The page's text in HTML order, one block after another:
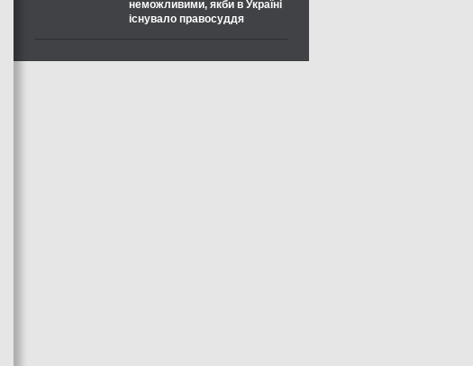
неможливими, якби в Україні
існувало правосуддя